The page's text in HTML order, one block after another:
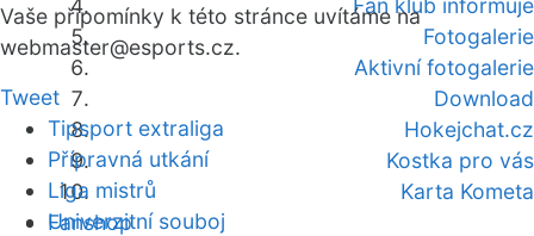
Fan klub informuje
Fotogalerie
Aktivní fotogalerie
Download
Hokejchat.cz
Kostka pro vás
Karta Kometa
Fanshop
Vaše připomínky k této stránce uvítáme na
webmaster@esports.cz.
Tweet
Tipsport extraliga
Přípravná utkání
Liga mistrů
Univerzitní souboj